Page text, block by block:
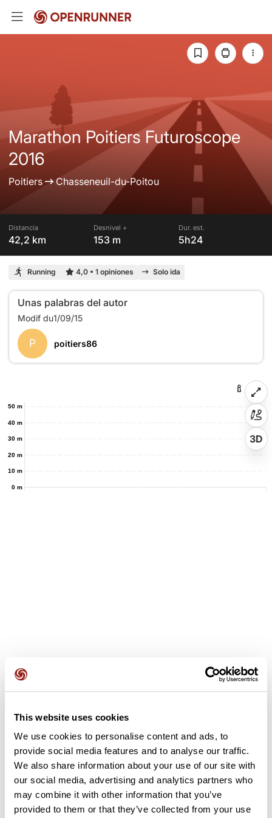
This website uses cookies
We use cookies to personalise content and ads, to
provide social media features and to analyse our traffic.
We also share information about your use of our site with
our social media, advertising and analytics partners who
may combine it with other information that you’ve
provided to them or that they’ve collected from your use
Marathon Poitiers Futuroscope
2016
Poitiers Chasseneuil-du-Poitou
Distancia
42,2 km
Desnivel +
153 m
Dur. est.
5h24
Running 4,0 • 1 opiniones Solo ida
Unas palabras del autor
P poitiers86
0 m
10 m
20 m
30 m
40 m
50 m
3D
Este recorrido aún no contiene opiniones. ¿Ya lo has
completado? ¡Deja la primera opinión!